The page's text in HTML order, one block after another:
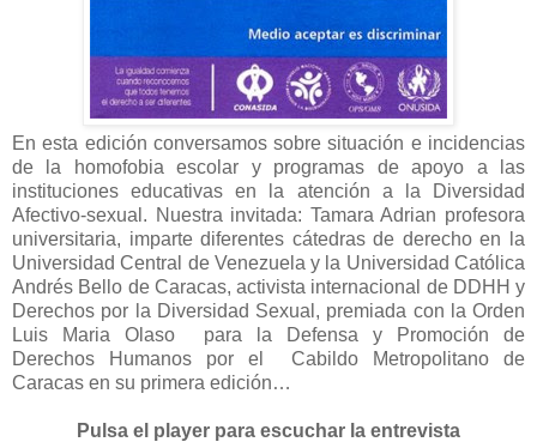
En esta edición conversamos sobre situación e incidencias
de la homofobia escolar y programas de apoyo a las
instituciones educativas en la atención a la Diversidad
Afectivo-sexual. Nuestra invitada: Tamara Adrian profesora
universitaria, imparte diferentes cátedras de derecho en la
Universidad Central de Venezuela y la Universidad Católica
Andrés Bello de Caracas, activista internacional de DDHH y
Derechos por la Diversidad Sexual, premiada con la Orden
Luis Maria Olaso para la Defensa y Promoción de
Derechos Humanos por el Cabildo Metropolitano de
Caracas en su primera edición…
Pulsa el player para escuchar la entrevista